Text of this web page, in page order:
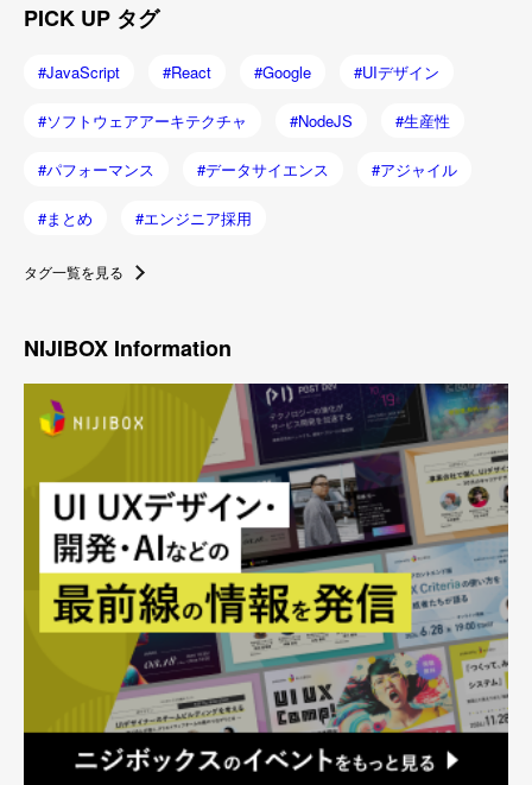
PICK UP タグ
JavaScript React Google UIデザイン
ソフトウェアアーキテクチャ NodeJS 生産性
パフォーマンス データサイエンス アジャイル
まとめ エンジニア採用
タグ一覧を見る
NIJIBOX Information